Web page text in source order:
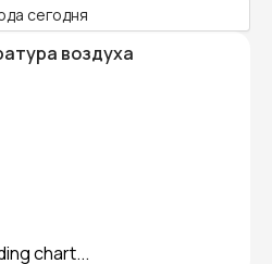
сегодня
воздуха
chart...